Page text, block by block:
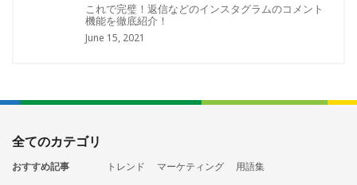
これで完璧！返信などのインスタグラムのコメント
機能を徹底紹介！
June 15, 2021
全てのカテゴリ
おすすめ記事 トレンド マーケティング
用語集